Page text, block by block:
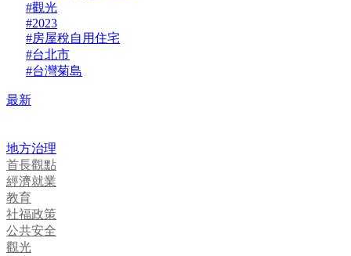
#觀光
#2023
#房屋稅自用住宅
#台北市
#台灣菊島
最新
地方治理
首長觀點
經濟就業
教育
社福政策
公共安全
觀光